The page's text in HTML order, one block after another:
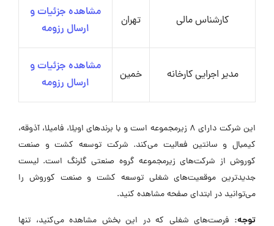
کارشناس مالی تهران
مشاهده جزئیات و
ارسال رزومه
مدیر اجرایی کارخانه خمین
مشاهده جزئیات و
ارسال رزومه
این شرکت دارای ۸ زیرمجموعه است و با برندهای اویلا، فامیلا، آذوقه،
کیمبال و سانتین فعالیت می‌کند. شرکت توسعه کشت و صنعت
کوروش از شرکت‌های زیرمجموعه گروه صنعتی گلرنگ است. لیست
جدیدترین موقعیت‌های شغلی توسعه کشت و صنعت کوروش را
می‌توانید در ابتدای صفحه مشاهده کنید.
توجه: فرصت‌های شغلی که در این بخش مشاهده می‌کنید، تنها